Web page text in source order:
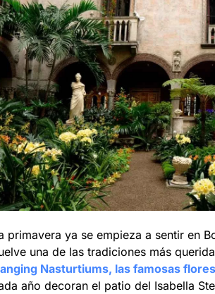
primavera ya se empieza a sentir en
una de las tradiciones más
Nasturtiums, las famosas
año decoran el patio del Isabella